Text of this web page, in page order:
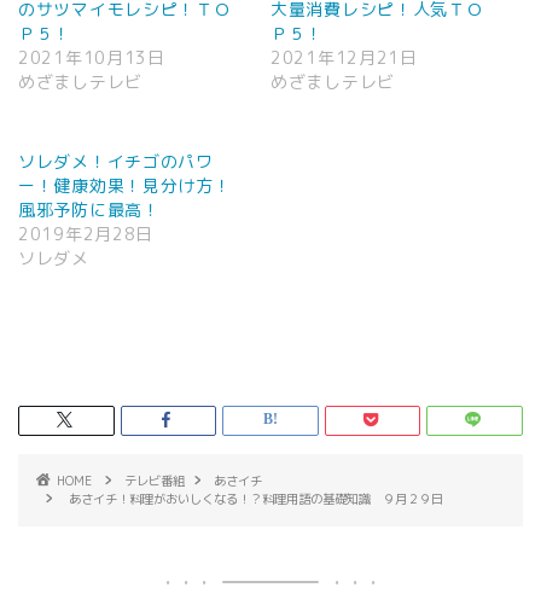
のサツマイモレシピ！ＴＯ
Ｐ５！
2021年10月13日
めざましテレビ
大量消費レシピ！人気ＴＯ
Ｐ５！
2021年12月21日
めざましテレビ
ソレダメ！イチゴのパワ
ー！健康効果！見分け方！
風邪予防に最高！
2019年2月28日
ソレダメ
HOME テレビ番組
あさイチ
あさイチ！料理がおいしくなる！？料理用語の基礎知識 ９月２９日